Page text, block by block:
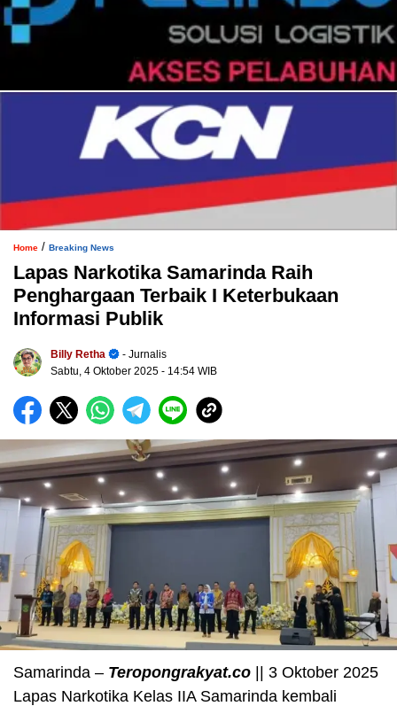
Home / Breaking News
Lapas Narkotika Samarinda Raih
Penghargaan Terbaik I Keterbukaan
Informasi Publik
Billy Retha
- Jurnalis
Sabtu, 4 Oktober 2025 - 14:54 WIB
Samarinda – Teropongrakyat.co || 3 Oktober 2025
Lapas Narkotika Kelas IIA Samarinda kembali